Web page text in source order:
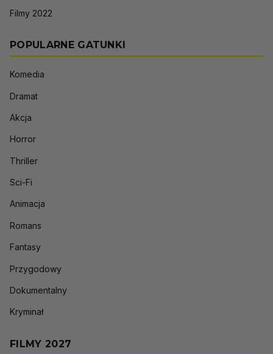
Filmy 2022
POPULARNE GATUNKI
Komedia
Dramat
Akcja
Horror
Thriller
Sci-Fi
Animacja
Romans
Fantasy
Przygodowy
Dokumentalny
Kryminał
FILMY 2027